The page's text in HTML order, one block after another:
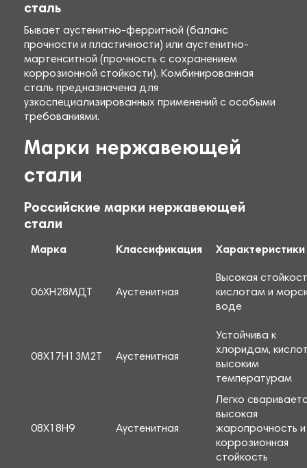
сталь
Бывает аустенитно-ферритной (баланс
прочности и пластичности) или аустенитно-
мартенситной (прочность с сохранением
коррозионной стойкости). Комбинированная
сталь предназначена для
узкоспециализированных применений с особыми
требованиями.
Марки нержавеющей
стали
Российские марки нержавеющей
стали
Марка Классификация Характеристики
06ХН28МДТ Аустенитная
Высокая
кислотам и
воде
08Х17Н13М2Т Аустенитная
Устойчива к
хлоридам,
высоким
температурам
08Х18Н9 Аустенитная
Легко
высокая
жаропрочность и
коррозионная
стойкость